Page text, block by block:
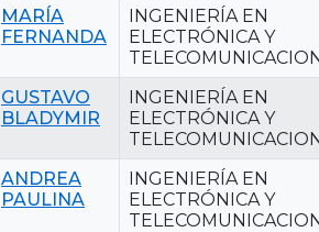
MARÍA
FERNANDA
INGENIERÍA EN
ELECTRÓNICA Y
GUSTAVO
BLADYMIR
INGENIERÍA EN
ELECTRÓNICA Y
ANDREA
PAULINA
INGENIERÍA EN
ELECTRÓNICA Y